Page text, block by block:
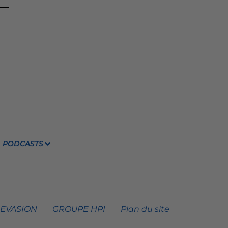
PODCASTS
GROUPE HPI Plan du site